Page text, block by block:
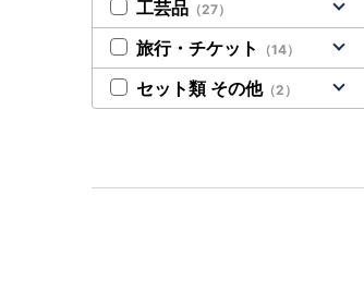
工芸品 （27）
旅行・チケット （14）
セット類 その他（2）